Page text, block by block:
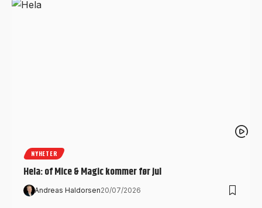
NYHETER
Hela: of Mice & Magic kommer før jul
Andreas Haldorsen20/07/2026